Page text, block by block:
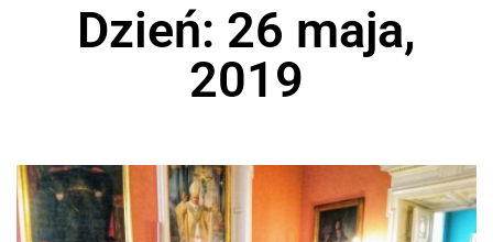
Dzień: 26 maja,
2019